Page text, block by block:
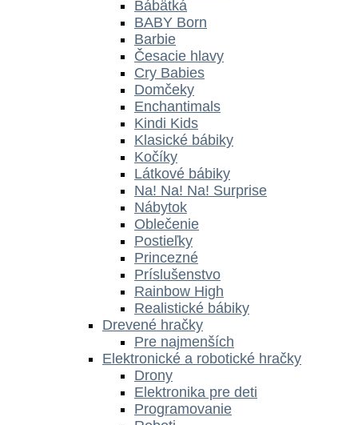
Bábätká
BABY Born
Barbie
Česacie hlavy
Cry Babies
Domčeky
Enchantimals
Kindi Kids
Klasické bábiky
Kočíky
Látkové bábiky
Na! Na! Na! Surprise
Nábytok
Oblečenie
Postieľky
Princezné
Príslušenstvo
Rainbow High
Realistické bábiky
Drevené hračky
Pre najmenších
Elektronické a robotické hračky
Drony
Elektronika pre deti
Programovanie